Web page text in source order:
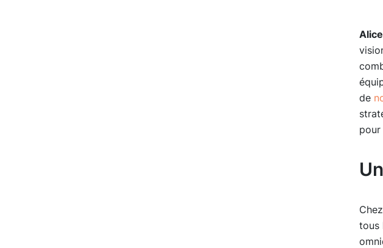
de
tous